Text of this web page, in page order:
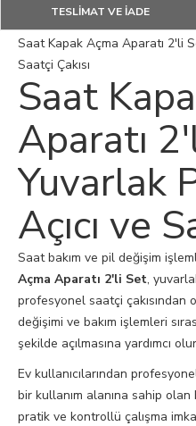
TESLİMAT VE İADE
Saat Kapak Açma Aparatı 2'li
Saatçi Çakısı
Saat
Aparatı
Yuvarlak
Açıcı ve
Saat bakım ve pil değişim
Açma Aparatı 2'li Set,
profesyonel saatçi çakısından
değişimi ve bakım işlemleri
şekilde açılmasına yardımcı
Ev kullanıcılarından
bir kullanım alanına sahip
pratik ve kontrollü çalışma